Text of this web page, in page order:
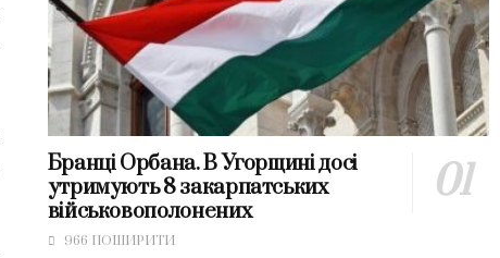
Бранці Орбана. В Угорщині досі
утримують 8 закарпатських
військовополонених
966 ПОШИРИТИ